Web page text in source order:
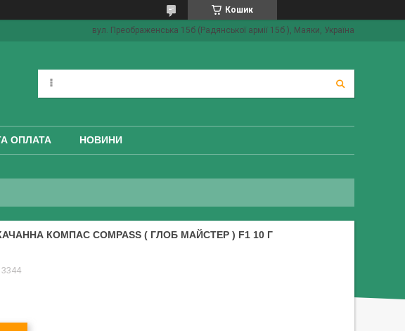
Кошик
вул. Преображенська 15б (Радянської армії 15б ), Маяки, Україна
ОПЛАТА НОВИНИ
КОМПАС COMPASS ( ГЛОБ МАЙСТЕР ) F1 10 Г
3344